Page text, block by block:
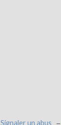
Signaler un abus